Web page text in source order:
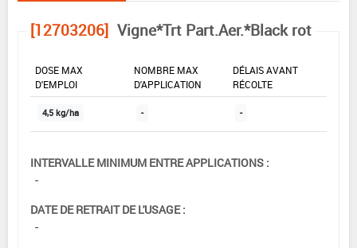
[12703206] Vigne*Trt Part.Aer.*Black rot
DOSE MAX
D'EMPLOI
NOMBRE MAX
D'APPLICATION
DÉLAIS AVANT
RÉCOLTE
4,5 kg/ha - -
INTERVALLE MINIMUM ENTRE APPLICATIONS :
-
DATE DE RETRAIT DE L'USAGE :
-